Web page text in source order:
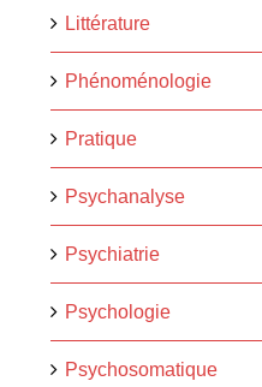
Littérature
Phénoménologie
Pratique
Psychanalyse
Psychiatrie
Psychologie
Psychosomatique